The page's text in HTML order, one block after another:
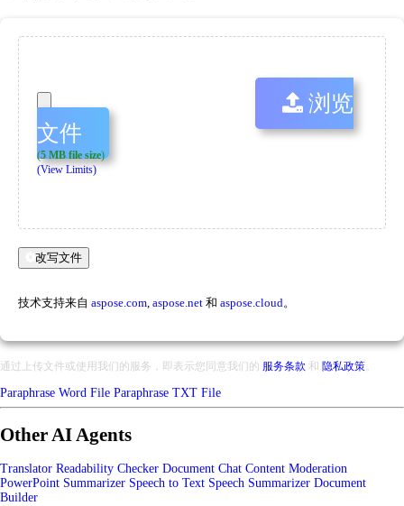
浏览
文件
(5 MB file size)
(View Limits)
改写文件
技术支持来自 aspose.com aspose.net 和 aspose.cloud 。
通过上传文件或使用我们的服务，即表示您同意我们的 服务条款 和 隐私政策
Paraphrase Word File Paraphrase TXT File
Other AI Agents
Translator Readability Checker Document Chat Content Moderation
PowerPoint Summarizer Speech to Text Speech Summarizer Document
Builder